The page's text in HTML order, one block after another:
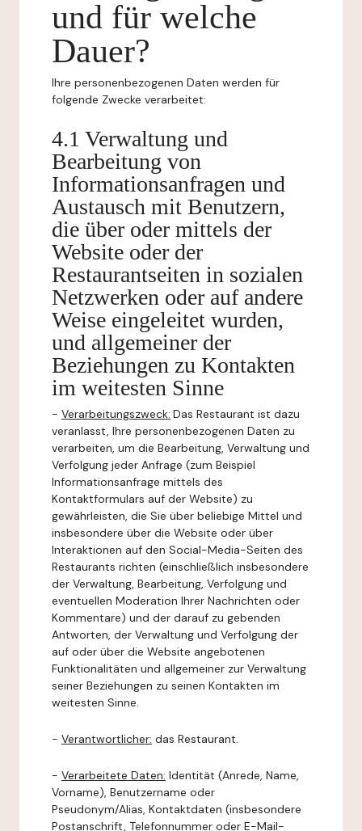
und für welche
Dauer?
Ihre personenbezogenen Daten werden für
folgende Zwecke verarbeitet:
4.1 Verwaltung und
Bearbeitung von
Informationsanfragen und
Austausch mit Benutzern,
die über oder mittels der
Website oder der
Restaurantseiten in sozialen
Netzwerken oder auf andere
Weise eingeleitet wurden,
und allgemeiner der
Beziehungen zu Kontakten
im weitesten Sinne
- Verarbeitungszweck: Das Restaurant ist dazu
veranlasst, Ihre personenbezogenen Daten zu
verarbeiten, um die Bearbeitung, Verwaltung und
Verfolgung jeder Anfrage (zum Beispiel
Informationsanfrage mittels des
Kontaktformulars auf der Website) zu
gewährleisten, die Sie über beliebige Mittel und
insbesondere über die Website oder über
Interaktionen auf den Social-Media-Seiten des
Restaurants richten (einschließlich insbesondere
der Verwaltung, Bearbeitung, Verfolgung und
eventuellen Moderation Ihrer Nachrichten oder
Kommentare) und der darauf zu gebenden
Antworten, der Verwaltung und Verfolgung der
auf oder über die Website angebotenen
Funktionalitäten und allgemeiner zur Verwaltung
seiner Beziehungen zu seinen Kontakten im
weitesten Sinne.
- Verantwortlicher: das Restaurant.
- Verarbeitete Daten: Identität (Anrede, Name,
Vorname), Benutzername oder
Pseudonym/Alias, Kontaktdaten (insbesondere
Postanschrift, Telefonnummer oder E-Mail-